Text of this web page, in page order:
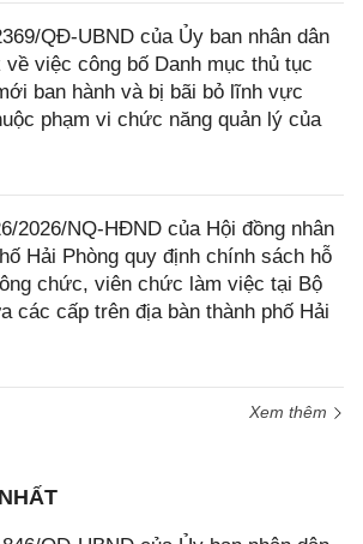
QĐ-UBND của Ủy ban nhân dân
việc công bố Danh mục thủ tục
ban hành và bị bãi bỏ lĩnh vực
phạm vi chức năng quản lý của
2026/NQ-HĐND của Hội đồng nhân
Hải Phòng quy định chính sách hỗ
chức, viên chức làm việc tại Bộ
các cấp trên địa bàn thành phố Hải
Xem thêm